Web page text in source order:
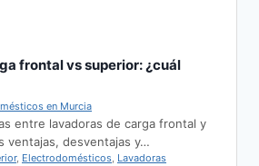
frontal vs superior: ¿cuál
en Murcia
entre lavadoras de carga frontal y
ventajas, desventajas y…
, Electrodomésticos, Lavadoras